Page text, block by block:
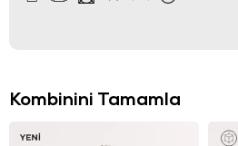
Kombinini Tamamla